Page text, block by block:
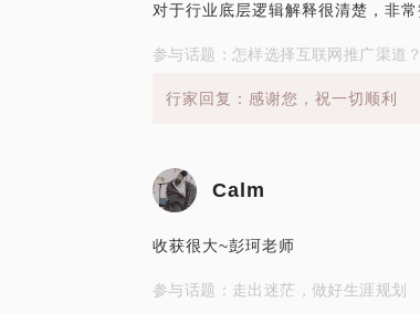
对于行业底层逻辑解释很清楚，非常
参与话题：怎样选择互联网推广渠道？
行家回复：感谢您，祝一切顺利
Calm
收获很大~彭珂老师
参与话题：走出迷茫，做好生涯规划